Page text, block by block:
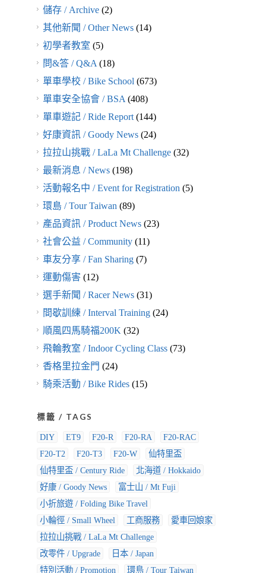
儲存 / Archive(2)
其他新聞 / Other News(14)
初學者教室 (5)
問&答 / Q&A (18)
單車學校 / Bike School (673)
單車安全協會 / BSA (408)
單車遊記 / Ride Report(144)
好康資訊 / Goody News(24)
拉拉山挑戰 / LaLa Mt Challenge(32)
最新消息 / News(198)
活動報名中 / Event for Registration (5)
環島 / Tour Taiwan (89)
產品資訊 / Product News(23)
社會公益 / Community(11)
車友分享 / Fan Sharing(7)
運動傷害(12)
選手新聞 / Racer News(31)
間歇訓練 / Interval Training(24)
順風四馬騎福200K (32)
飛輪教室 / Indoor Cycling Class(73)
香格里拉金門 (24)
騎乘活動 / Bike Rides(15)
標籤 / TAGS
DIY ET9 F20-R F20-RA
F20-RAC
F20-T2
F20-T3 F20-W
仙特里盃
仙特里盃 / Century Ride
北海道 / Hokkaido
好康 / Goody News
富士山 / Mt Fuji
小折旅遊 / Folding Bike Travel
小輪徑 / Small Wheel
工商服務
愛車回娘家
拉拉山挑戰 / LaLa Mt Challenge
改零件 / Upgrade
日本 / Japan
特別活動 / Promotion
環島 / Tour Taiwan